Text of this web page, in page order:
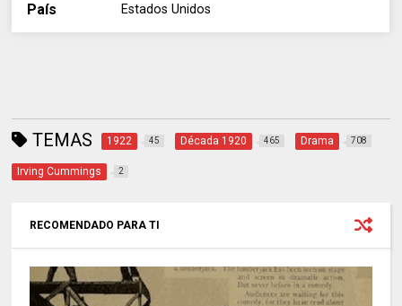
País Estados Unidos
TEMAS 1922 45 Década 1920 465 Drama 708
Irving Cummings 2
RECOMENDADO PARA TI